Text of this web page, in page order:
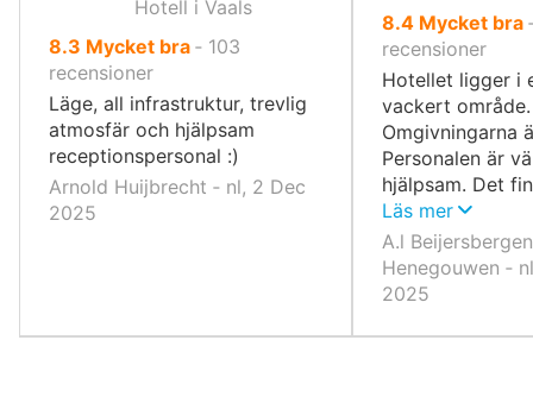
Hotell i Vaals
8.3 av
10,
Mycket bra ‐ 103
recensioner
Läge, all infrastruktur, trevlig
atmosfär och hjälpsam
receptionspersonal :)
Arnold Huijbrecht ‐ nl, 2 Dec
2025
8.4av
10,
Mycket bra
recensioner
Hotellet ligger i
vackert område.
Omgivningarna
Personalen är
hjälpsam. Det
terrass.
Läs mer
A.l
Henegouwen ‐
2025